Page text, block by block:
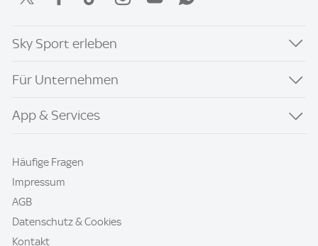
Sky Sport erleben
Für Unternehmen
App & Services
Häufige Fragen
Impressum
AGB
Datenschutz & Cookies
Kontakt